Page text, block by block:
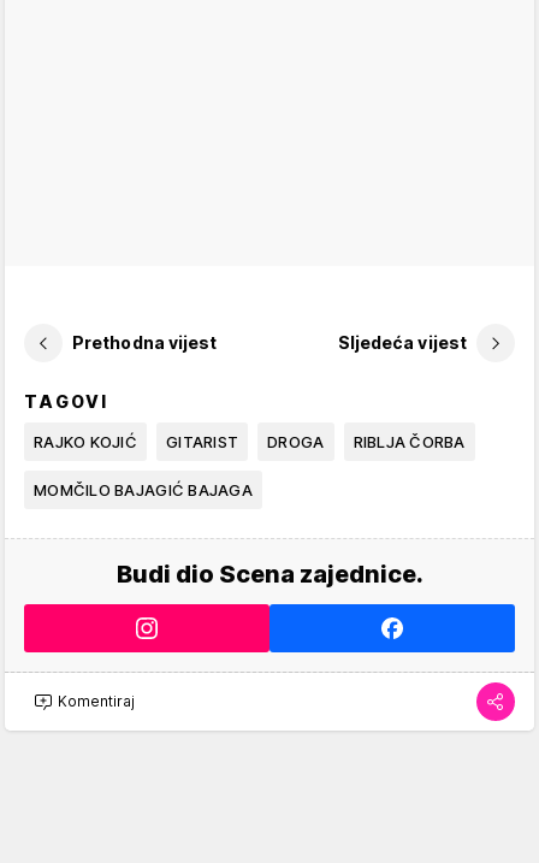
Prethodna vijest Sljedeća vijest
TAGOVI
RAJKO KOJIĆ GITARIST DROGA RIBLJA ČORBA
MOMČILO BAJAGIĆ BAJAGA
Budi dio Scena zajednice.
Komentiraj